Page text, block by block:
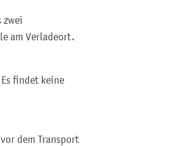
zwei
am Verladeort.
findet keine
dem Transport